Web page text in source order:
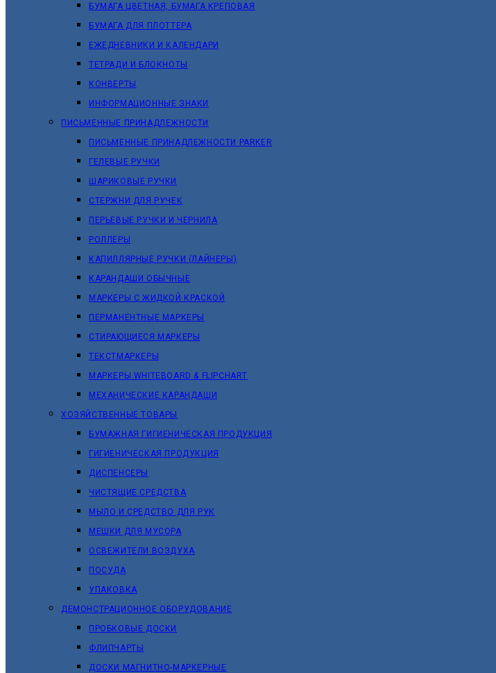
БУМАГА ЦВЕТНАЯ, БУМАГА КРЕПОВАЯ
БУМАГА ДЛЯ ПЛОТТЕРА
ЕЖЕДНЕВНИКИ И КАЛЕНДАРИ
ТЕТРАДИ И БЛОКНОТЫ
КОНВЕРТЫ
ИНФОРМАЦИОННЫЕ ЗНАКИ
ПИСЬМЕННЫЕ ПРИНАДЛЕЖНОСТИ
ПИСЬМЕННЫЕ ПРИНАДЛЕЖНОСТИ PARKER
ГЕЛЕВЫЕ РУЧКИ
ШАРИКОВЫЕ РУЧКИ
СТЕРЖНИ ДЛЯ РУЧЕК
ПЕРЬЕВЫЕ РУЧКИ И ЧЕРНИЛА
РОЛЛЕРЫ
КАПИЛЛЯРНЫЕ РУЧКИ (ЛАЙНЕРЫ)
КАРАНДАШИ ОБЫЧНЫЕ
МАРКЕРЫ C ЖИДКОЙ КРАСКОЙ
ПЕРМАНЕНТНЫЕ МАРКЕРЫ
СТИРАЮЩИЕСЯ МАРКЕРЫ
ТЕКСТМАРКЕРЫ
МАРКЕРЫ WHITEBOARD & FLIPCHART
МЕХАНИЧЕСКИЕ КАРАНДАШИ
ХОЗЯЙСТВЕННЫЕ ТОВАРЫ
БУМАЖНАЯ ГИГИЕНИЧЕСКАЯ ПРОДУКЦИЯ
ГИГИЕНИЧЕСКАЯ ПРОДУКЦИЯ
ДИСПЕНСЕРЫ
ЧИСТЯЩИЕ СРЕДСТВА
МЫЛО И СРЕДСТВО ДЛЯ РУК
МЕШКИ ДЛЯ МУСОРА
ОСВЕЖИТЕЛИ ВОЗДУХА
ПОСУДА
УПАКОВКА
ДЕМОНСТРАЦИОННОЕ ОБОРУДОВАНИЕ
ПРОБКОВЫЕ ДОСКИ
ФЛИПЧАРТЫ
ДОСКИ МАГНИТНО-МАРКЕРНЫЕ